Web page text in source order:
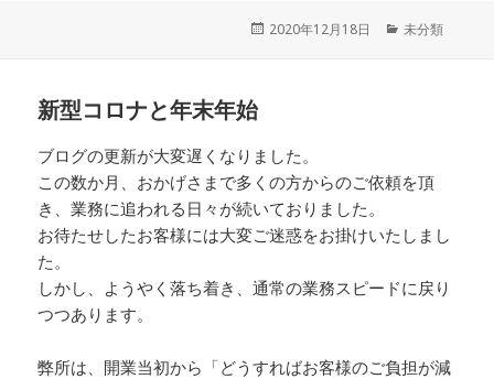
投
2020年12月18日
カ
未分類
新型コロナと年末年始
ブログの更新が大変遅くなりました。
この数か月、おかげさまで多くの方からのご依頼を頂
き、業務に追われる日々が続いておりました。
お待たせしたお客様には大変ご迷惑をお掛けいたしまし
た。
しかし、ようやく落ち着き、通常の業務スピードに戻り
つつあります。
弊所は、開業当初から「どうすればお客様のご負担が減